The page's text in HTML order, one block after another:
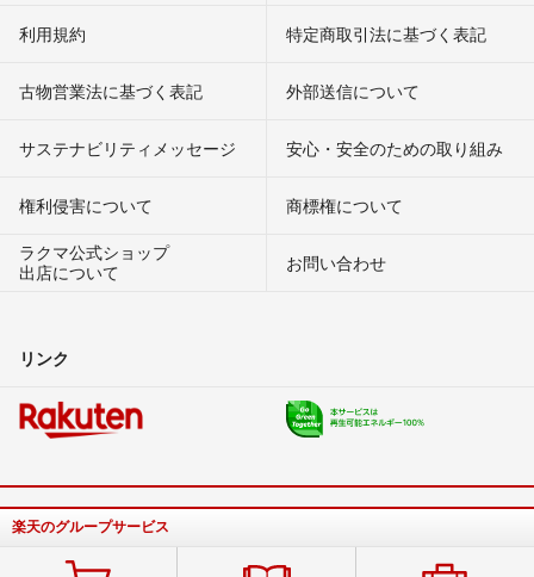
利用規約 特定商取引法に基づく表記
古物営業法に基づく表記 外部送信について
サステナビリティメッセージ 安心・安全のための取り組み
権利侵害について
商標権について
ラクマ公式ショップ
出店について
お問い合わせ
リンク
楽天のグループサービス